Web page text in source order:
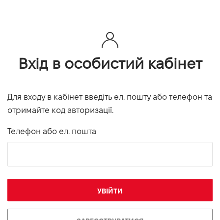
Вхід в особистий кабінет
Для входу в кабінет введіть ел. пошту або телефон та
отримайте код авторизації.
Телефон або ел. пошта
УВІЙТИ